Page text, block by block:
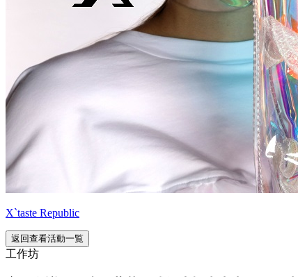
X`taste Republic
返回查看活動一覧
工作坊